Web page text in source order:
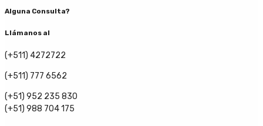
Alguna Consulta?
Llámanos al
(+511) 4272722
(+511) 777 6562
(+51) 952 235 830
(+51) 988 704 175